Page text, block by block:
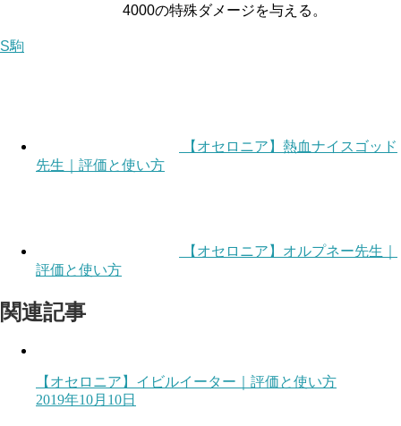
4000の特殊ダメージを与える。
S駒
【オセロニア】熱血ナイスゴッド
先生｜評価と使い方
【オセロニア】オルプネー先生｜
評価と使い方
関連記事
【オセロニア】イビルイーター｜評価と使い方
2019年10月10日